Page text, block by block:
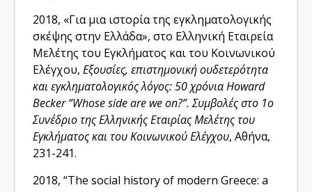
2018, «Για μια ιστορία της εγκληματολογικής
σκέψης στην Ελλάδα», στο Ελληνική Εταιρεία
Μελέτης του Εγκλήματος και του Κοινωνικού
Ελέγχου,Εξουσίες, επιστημονική ουδετερότητα
και εγκληματολογικός λόγος: 50 χρόνιαHoward
Becker“Whose side are we on?”. Συμβολές στο 1ο
Συνέδριο της Ελληνικής Εταιρίας Μελέτης του
Εγκλήματος και του Κοινωνικού Ελέγχου, Αθήνα,
231-241.
2018, “The social history of modern Greece: a